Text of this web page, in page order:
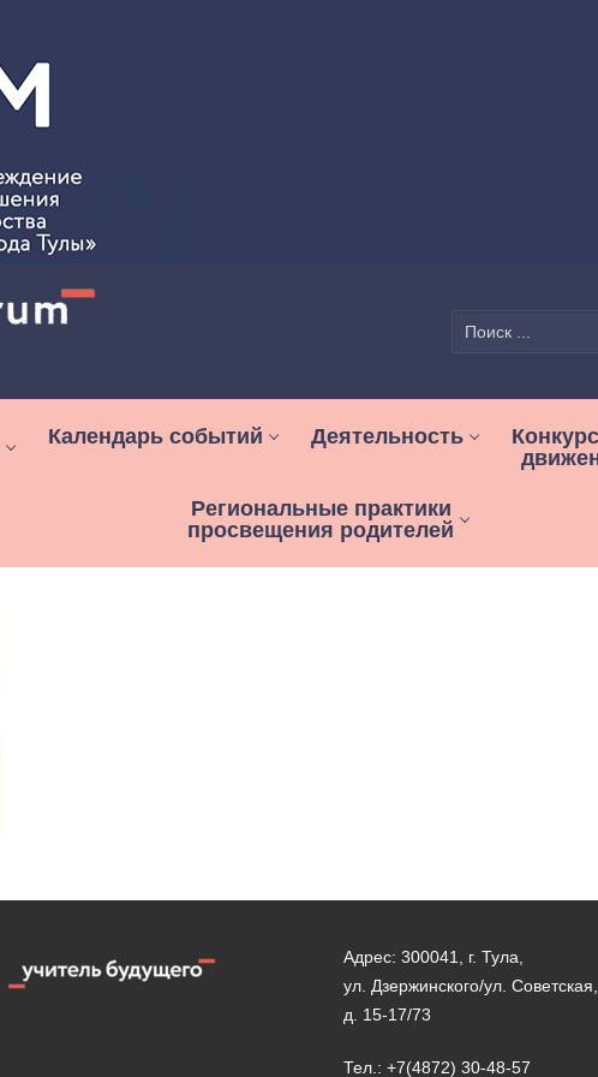
Найти:
Календарь событий Деятельность
Региональные практики
просвещения родителей
Адрес: 300041, г. Тула,
ул. Дзержинского/ул. Советская,
д. 15-17/73
Тел.: +7(4872) 30-48-57